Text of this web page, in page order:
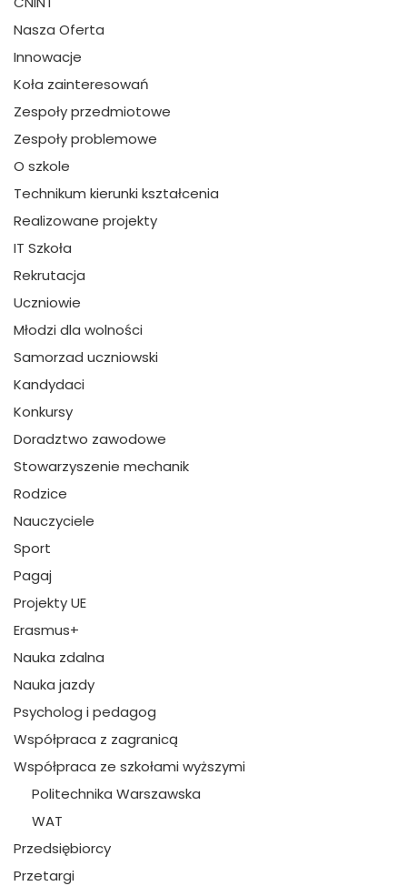
Nasza Oferta
Innowacje
Koła zainteresowań
Zespoły przedmiotowe
Zespoły problemowe
O szkole
Technikum kierunki kształcenia
Realizowane projekty
IT Szkoła
Rekrutacja
Uczniowie
Młodzi dla wolności
Samorzad uczniowski
Kandydaci
Konkursy
Doradztwo zawodowe
Stowarzyszenie mechanik
Rodzice
Nauczyciele
Sport
Pagaj
Projekty UE
Erasmus+
Nauka zdalna
Nauka jazdy
Psycholog i pedagog
Współpraca z zagranicą
Współpraca ze szkołami wyższymi
Politechnika Warszawska
WAT
Przedsiębiorcy
Przetargi